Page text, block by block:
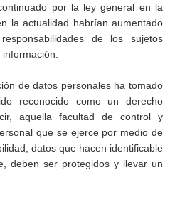
por la ley general en la
la actualidad habrían aumentado
de los sujetos
de datos personales ha tomado
reconocido como un derecho
aquella facultad de control y
que se ejerce por medio de
datos que hacen identificable
deben ser protegidos y llevar un